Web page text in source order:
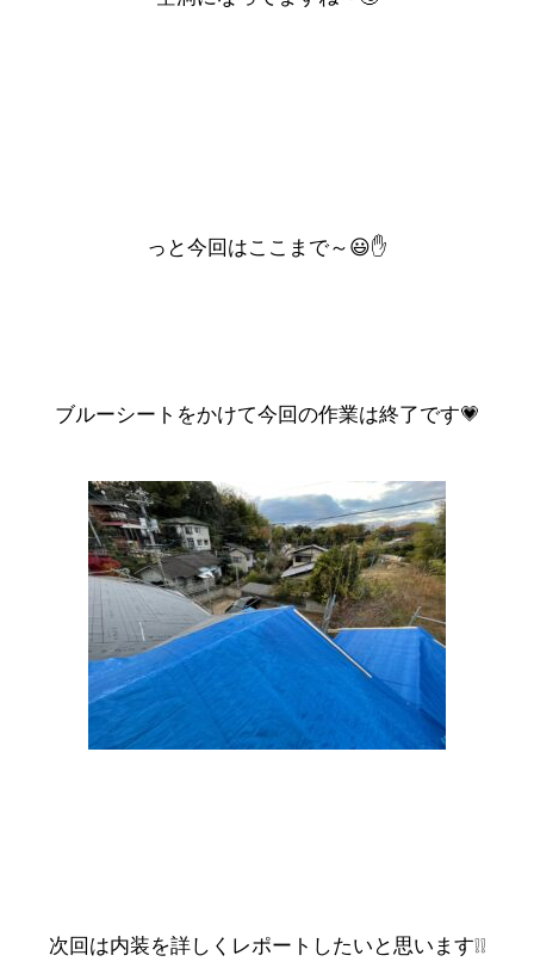
っと今回はここまで～😃✋
ブルーシートをかけて今回の作業は終了です💗
次回は内装を詳しくレポートしたいと思います❕❕